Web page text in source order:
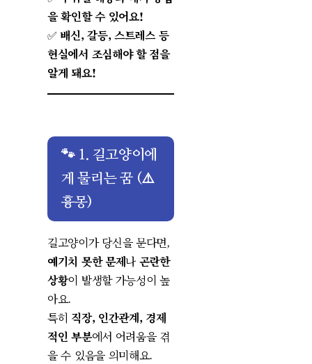
을 확인할 수 있어요!
✅ 배신, 갈등, 스트레스 등
현실에서 조심해야 할 점을
알게 돼요!
🐾 1. 길고양이에
게 물리는 꿈 (⚠️
흉몽)
길고양이가 당신을 문다면,
예기치 못한 문제나 곤란한
상황이 발생할 가능성이 높
아요.
특히 직장, 인간관계, 경제
적인 부분에서 어려움을 겪
을 수 있음을 의미해요.